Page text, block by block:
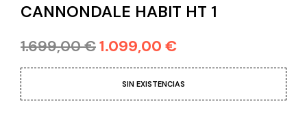
CANNONDALE HABIT HT 1
1.699,00€1.099,00 €
SIN EXISTENCIAS